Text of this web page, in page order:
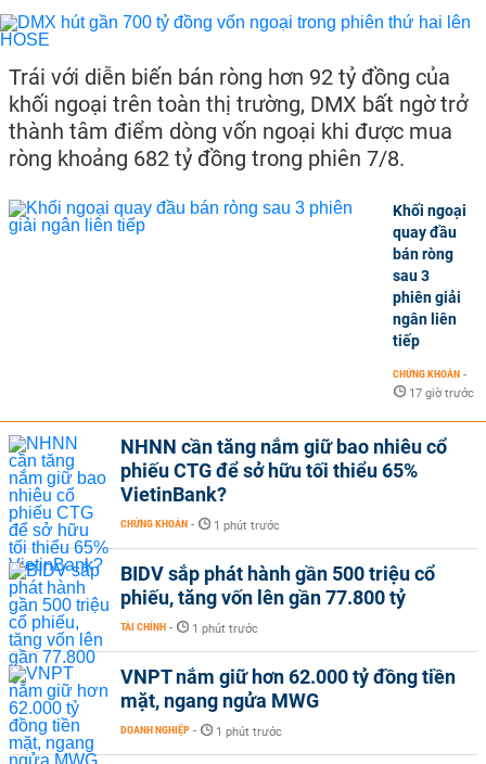
Trái với diễn biến bán ròng hơn 92 tỷ đồng của
khối ngoại trên toàn thị trường, DMX bất ngờ trở
thành tâm điểm dòng vốn ngoại khi được mua
ròng khoảng 682 tỷ đồng trong phiên 7/8.
Khối ngoại
quay đầu
bán ròng
sau 3
phiên giải
ngân liên
tiếp
CHỨNG KHOÁN -
17 giờ trước
NHNN cần tăng nắm giữ bao nhiêu cổ
phiếu CTG để sở hữu tối thiểu 65%
VietinBank?
CHỨNG KHOÁN - 1 phút trước
BIDV sắp phát hành gần 500 triệu cổ
phiếu, tăng vốn lên gần 77.800 tỷ
TÀI CHÍNH - 1 phút trước
VNPT nắm giữ hơn 62.000 tỷ đồng tiền
mặt, ngang ngửa MWG
DOANH NGHIỆP - 1 phút trước